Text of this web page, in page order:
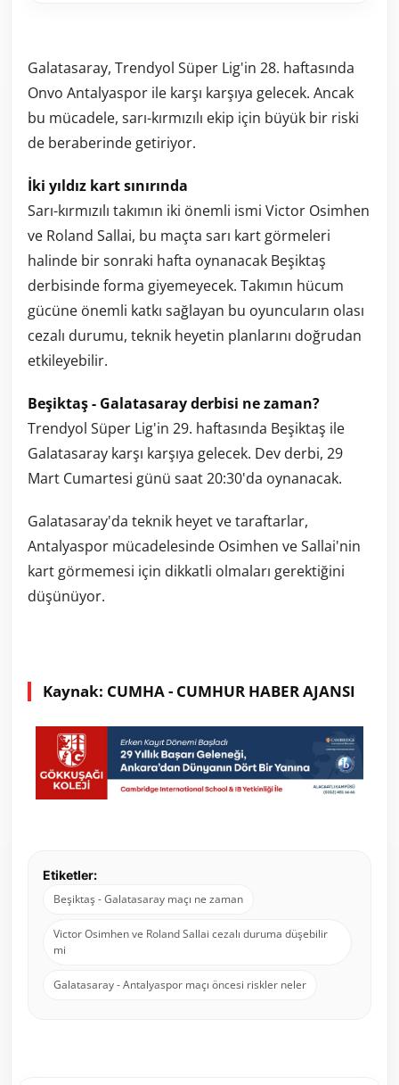
Galatasaray, Trendyol Süper Lig'in 28. haftasında
Onvo Antalyaspor ile karşı karşıya gelecek. Ancak
bu mücadele, sarı-kırmızılı ekip için büyük bir riski
de beraberinde getiriyor.
İki yıldız kart sınırında
Sarı-kırmızılı takımın iki önemli ismi Victor Osimhen
ve Roland Sallai, bu maçta sarı kart görmeleri
halinde bir sonraki hafta oynanacak Beşiktaş
derbisinde forma giyemeyecek. Takımın hücum
gücüne önemli katkı sağlayan bu oyuncuların olası
cezalı durumu, teknik heyetin planlarını doğrudan
etkileyebilir.
Beşiktaş - Galatasaray derbisi ne zaman?
Trendyol Süper Lig'in 29. haftasında Beşiktaş ile
Galatasaray karşı karşıya gelecek. Dev derbi, 29
Mart Cumartesi günü saat 20:30'da oynanacak.
Galatasaray'da teknik heyet ve taraftarlar,
Antalyaspor mücadelesinde Osimhen ve Sallai'nin
kart görmemesi için dikkatli olmaları gerektiğini
düşünüyor.
Kaynak: CUMHA - CUMHUR HABER AJANSI
Etiketler:
Beşiktaş - Galatasaray maçı ne zaman
Victor Osimhen ve Roland Sallai cezalı duruma düşebilir
mi
Galatasaray - Antalyaspor maçı öncesi riskler neler